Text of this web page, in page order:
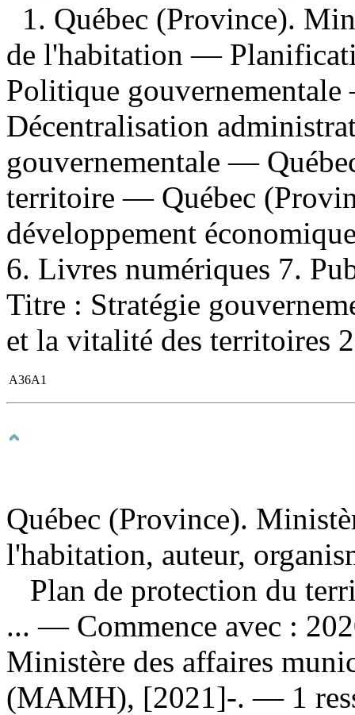
1. Québec (Province).
de l'habitation —
Politique
Décentralisation
gouvernementale —
territoire — Québec
développement
6. Livres numériques 7.
Titre : Stratégie
et la vitalité des territoires
A36A1
Québec (Province).
l'habitation, auteur,
Plan de protection du
... — Commence avec :
Ministère des affaires
(MAMH), [2021]-. — 1